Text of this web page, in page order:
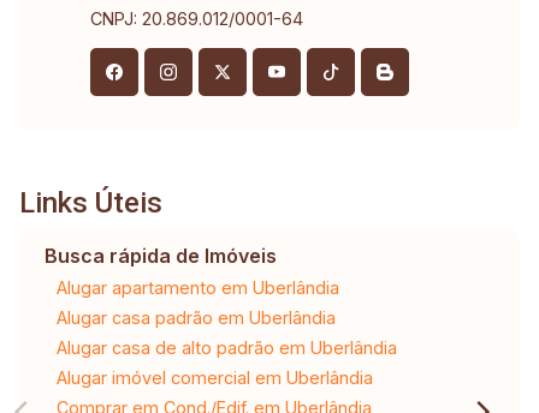
CNPJ: 20.869.012/0001-64
Links Úteis
Busca rápida de Imóveis
Alugar apartamento em Uberlândia
Alugar casa padrão em Uberlândia
Alugar casa de alto padrão em Uberlândia
Alugar imóvel comercial em Uberlândia
Comprar em Cond./Edif. em Uberlândia